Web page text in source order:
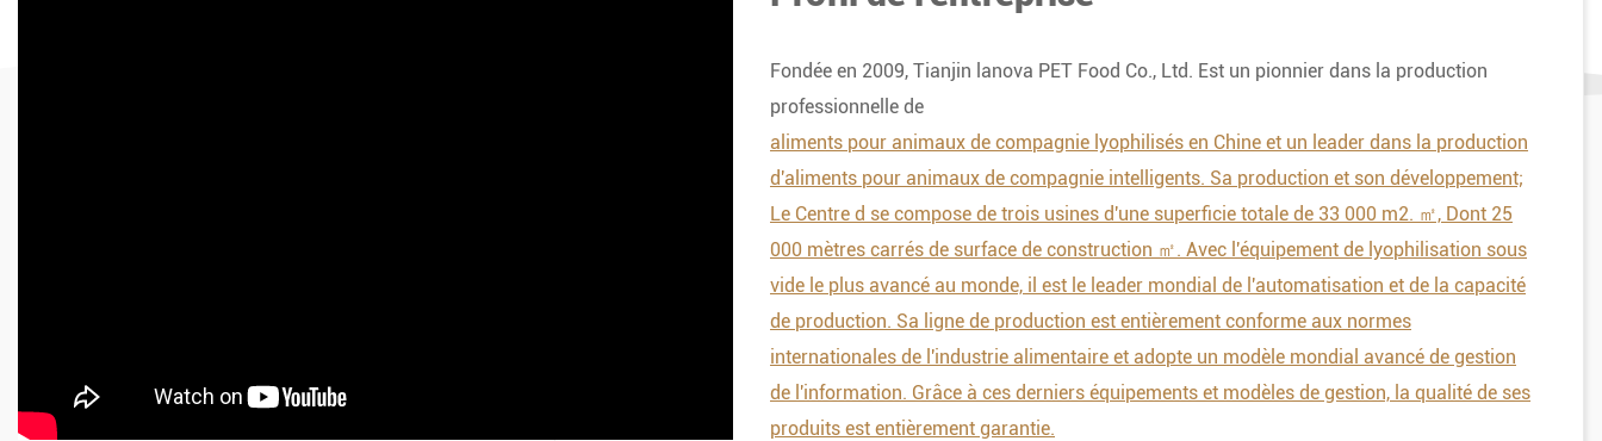
Fondée en 2009, Tianjin lanova PET Food Co., Ltd. Est un pionnier dans la production
professionnelle de
aliments pour animaux de compagnie lyophilisés en Chine et un leader dans la production
d'aliments pour animaux de compagnie intelligents. Sa production et son développement;
Le Centre d se compose de trois usines d'une superficie totale de 33 000 m2. ㎡, Dont 25
000 mètres carrés de surface de construction ㎡. Avec l'équipement de lyophilisation sous
vide le plus avancé au monde, il est le leader mondial de l'automatisation et de la capacité
de production. Sa ligne de production est entièrement conforme aux normes
internationales de l'industrie alimentaire et adopte un modèle mondial avancé de gestion
de l'information. Grâce à ces derniers équipements et modèles de gestion, la qualité de ses
produits est entièrement garantie.